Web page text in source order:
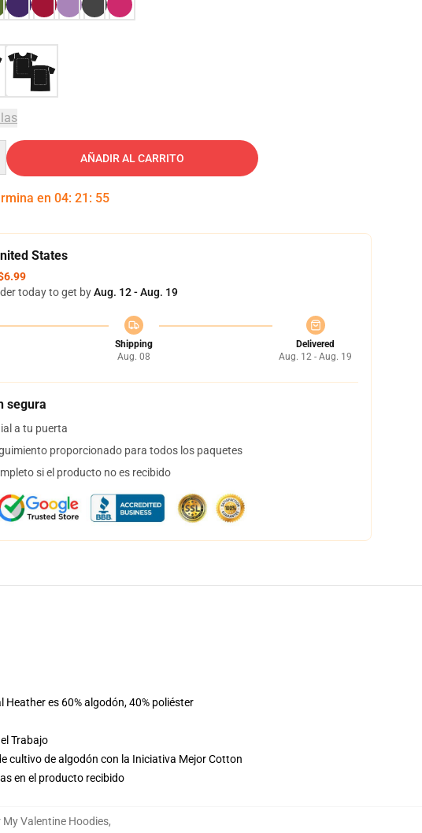
AÑADIR AL CARRITO
en 04: 21 : 54
States
today to get byAug. 12 - Aug. 19
Shipping
Aug. 08
Delivered
Aug. 12 - Aug. 19
segura
a tu puerta
proporcionado para todos los paquetes
si el producto no es recibido
Heather es 60% algodón, 40% poliéster
Trabajo
cultivo de algodón con la Iniciativa Mejor Cotton
en el producto recibido
My Valentine Hoodies,